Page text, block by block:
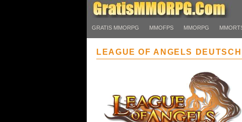
GRATIS MMORPG MMOFPS MMORPG
LEAGUE OF ANGELS DEUTSCH